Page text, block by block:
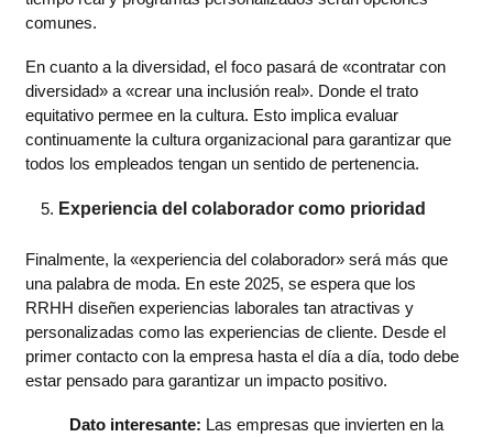
comunes.
En cuanto a la diversidad, el foco pasará de «contratar con
diversidad» a «crear una inclusión real». Donde el trato
equitativo permee en la cultura. Esto implica evaluar
continuamente la cultura organizacional para garantizar que
todos los empleados tengan un sentido de pertenencia.
Experiencia del colaborador como prioridad
Finalmente, la «experiencia del colaborador» será más que
una palabra de moda. En este 2025, se espera que los
RRHH diseñen experiencias laborales tan atractivas y
personalizadas como las experiencias de cliente. Desde el
primer contacto con la empresa hasta el día a día, todo debe
estar pensado para garantizar un impacto positivo.
Dato interesante: Las empresas que invierten en la